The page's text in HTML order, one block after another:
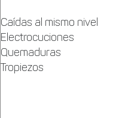
Caídas al mismo nivel
Electrocuciones
Quemaduras
Tropiezos